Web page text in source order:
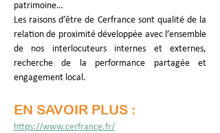
patrimoine…
Les raisons d’être de Cerfrance sont qualité de la
relation de proximité développée avec l’ensemble
de nos interlocuteurs internes et externes,
recherche de la performance partagée et
engagement local.
EN SAVOIR PLUS :
https://www.cerfrance.fr/